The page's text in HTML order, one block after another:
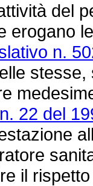
del
erogano
n.
22 del
il